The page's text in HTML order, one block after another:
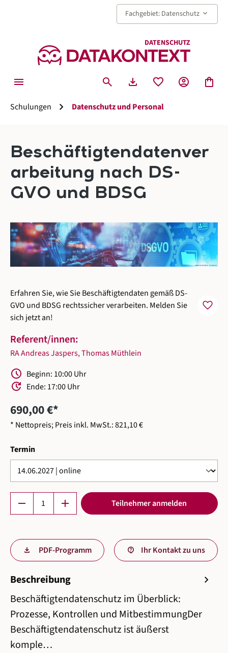
Fachgebiet: Datenschutz keyboard_arrow_down
DATENSCHUTZ
menu search download favorite account_circle shopping_bag
Schulungen chevron_right Datenschutz und Personal
Beschäftigtendatenver
arbeitung nach DS-
GVO und BDSG
Beschreibung
chevron_right
Beschäftigtendatenschutz im Überblick:
Prozesse, Kontrollen und MitbestimmungDer
Beschäftigtendatenschutz ist äußerst
komple…
Erfahren Sie, wie Sie Beschäftigtendaten gemäß DS-
GVO und BDSG rechtssicher verarbeiten. Melden Sie
sich jetzt an!
favorite
Referent/innen:
RA Andreas Jaspers,Thomas Müthlein
Schedule Beginn: 10:00 Uhr
Update Ende: 17:00 Uhr
690,00 €*
* Nettopreis; Preis inkl. MwSt.: 821,10 €
Terminauswählen
Produkt Anzahl: Gib den gewünschten Wert
remove add Teilnehmer anmelden
PDF-Programm Ihr Kontakt zu uns